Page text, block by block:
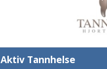
Aktiv Tannhelse